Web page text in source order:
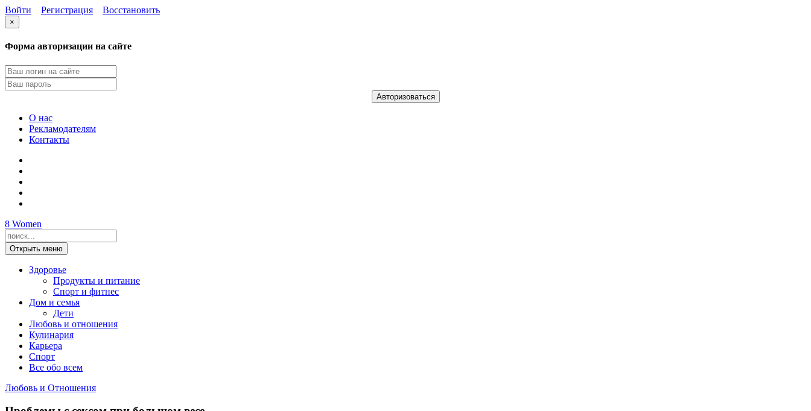
Войти Регистрация Восстановить
×
Форма авторизации на сайте
Авторизоваться
О нас
Рекламодателям
Контакты
8 Women
Открыть меню
Здоровье
Продукты и питание
Спорт и фитнес
Дом и семья
Дети
Любовь и отношения
Кулинария
Карьера
Спорт
Все обо всем
Любовь и Отношения